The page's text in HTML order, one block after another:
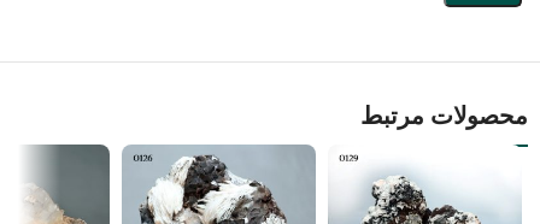
محصولات مرتبط